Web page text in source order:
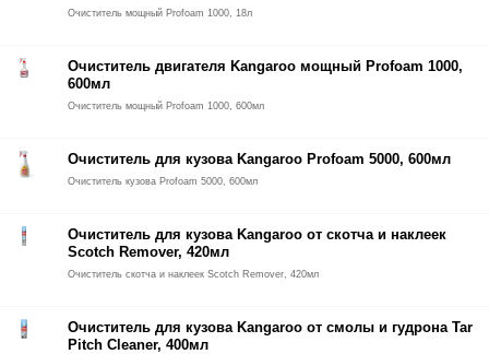
Очиститель мощный Profoam 1000, 18л
Очиститель двигателя Kangaroo мощный Profoam 1000,
600мл
Очиститель мощный Profoam 1000, 600мл
Очиститель для кузова Kangaroo Profoam 5000, 600мл
Очиститель кузова Profoam 5000, 600мл
Очиститель для кузова Kangaroo от скотча и наклеек
Scotch Remover, 420мл
Очиститель скотча и наклеек Scotch Remover, 420мл
Очиститель для кузова Kangaroo от смолы и гудрона Tar
Pitch Cleaner, 400мл